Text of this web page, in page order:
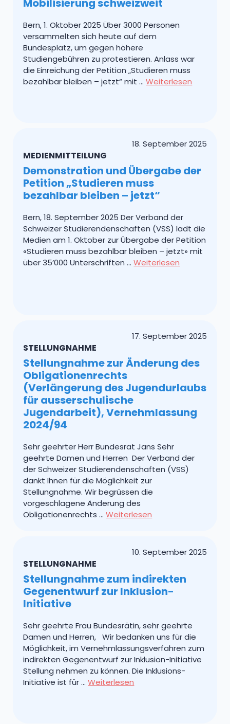
Mobilisierung schweizweit
Bern, 1. Oktober 2025 Über 3000 Personen
versammelten sich heute auf dem
Bundesplatz, um gegen höhere
Studiengebühren zu protestieren. Anlass war
die Einreichung der Petition „Studieren muss
bezahlbar bleiben – jetzt“ mit …Weiterlesen
18. September 2025
MEDIENMITTEILUNG
Demonstration und Übergabe der
Petition „Studieren muss
bezahlbar bleiben – jetzt“
Bern, 18. September 2025 Der Verband der
Schweizer Studierendenschaften (VSS) lädt die
Medien am 1. Oktober zur Übergabe der Petition
«Studieren muss bezahlbar bleiben – jetzt» mit
über 35’000 Unterschriften …Weiterlesen
17. September 2025
STELLUNGNAHME
Stellungnahme zur Änderung des
Obligationenrechts
(Verlängerung des Jugendurlaubs
für ausserschulische
Jugendarbeit), Vernehmlassung
2024/94
Sehr geehrter Herr Bundesrat Jans Sehr
geehrte Damen und Herren Der Verband der
der Schweizer Studierendenschaften (VSS)
dankt Ihnen für die Möglichkeit zur
Stellungnahme. Wir begrüssen die
vorgeschlagene Änderung des
Obligationenrechts …Weiterlesen
10. September 2025
STELLUNGNAHME
Stellungnahme zum indirekten
Gegenentwurf zur Inklusion-
Initiative
Sehr geehrte Frau Bundesrätin, sehr geehrte
Damen und Herren, Wir bedanken uns für die
Möglichkeit, im Vernehmlassungsverfahren zum
indirekten Gegenentwurf zur Inklusion-Initiative
Stellung nehmen zu können. Die Inklusions-
Initiative ist für …Weiterlesen